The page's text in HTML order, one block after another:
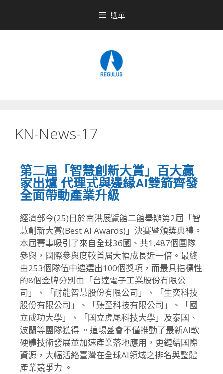
選單
KN-News-17
第二屆「智慧創新大賞」百大贏
家出爐 代理式與邊緣AI雙箭齊發
全面帶動產業升級
經濟部今(25)日於南港展覽館二館舉辦第2屆「智
慧創新大賞(Best AI Awards)」決賽暨頒獎典禮。
本屆賽事吸引了來自全球36國、共1,487個團隊
參與， 國際參與度較首屆大幅成長近一倍。 最終
由253個隊伍中遴選出100個獎項， 而最具指標性
的8個金牌分別由「台達電子工業股份有限公
司」、「耐能智慧股份有限公司」、「生奕科技
股份有限公司」、「臻至科技有限公司」、「國
立成功大學」、「國立虎尾科技大學」 及泰國、
波蘭等團隊獲得 。 這場盛會不僅推動了最新AI軟
硬體技術發展並加速產業落地應用， 更鏈結國際
資源， 大幅活絡臺灣在全球AI領域之排名與整體
產業競爭力 。